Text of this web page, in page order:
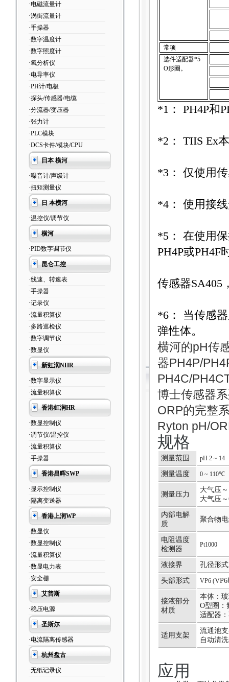
·电磁流量计
·涡街流量计
·手操器
·数字温度计
·数字照度计
·氧分析仪
·电导率仪
·PH计/电极
·探头/传感器/电缆
·分流器/变压器
·张力计
·PLC模块
·DCS卡件/模块/CPU
日本 横河
·噪音计/声级计
·扭矩测量仪
日 本横河
·温控仪/调节仪
横河
·PID数字调节仪
昆仑工控
·线速、转速表
·手操器
·记录仪
·流量积算仪
·多路巡检仪
·数字调节仪
·数显仪
新虹润NHR
·数字显示仪
·流量积算仪
香港虹润HR
·数显控制仪
·调节仪/温控仪
·流量积算仪
·手操器
香港昌晖SWP
·显示控制仪
·隔离变送器
香港上润WP
·数显仪
·数显控制仪
·流量积算仪
·数显电力表
·安全栅
艾普斯
·稳压电源
圣斯尔
·电流隔离传感器
杭州盘古
·无纸记录仪
常项
选件适配器*5
O形圈。
*1 ： PH4P和
*2 ： TIIS Ex
*3 ： 仅使用
*4 ： 使用接
*5 ：
在使用
PH4P或PH4F
传感器SA405
*6 ：
当传感
弹性体。
横河的pH传
器PH4P/
PH4C/
博士传感器
ORP的完整
Ryton pH/
规格
测量范围 pH 2 ~ 14
测量温度 0 ~ 110℃
测量压力
大气压
大气压
内部电解
质
聚合物
电阻温度
检测器
Pt1000
液接界 孔径形
头部形式 VP6 (
接液部分
材质
本体：
O型圈：
适配器
适用支架
流通池
自动清
应用